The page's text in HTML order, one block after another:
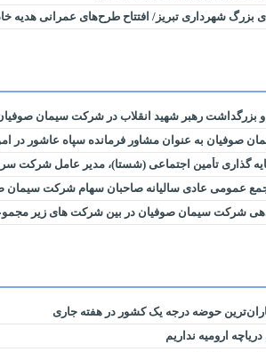
بزرگ شهرداری تبریز/ افتتاح طرح‌های عمرانی هدیه
و بزرگداشت رهبر شهید انقلاب در شرکت سیمان
صوفیان به عنوان مشاور فرمانده سپاه عاشور در
گذاری تأمین اجتماعی (شستا)، مدیر عامل شرکت
عمومی عادی سالیانه صاحبان سهام شرکت سیمان
شرکت سیمان صوفیان در بین شرکت های زیر
حوضه‌ درجه یک کشور در هفته جاری
ارومیه نداریم